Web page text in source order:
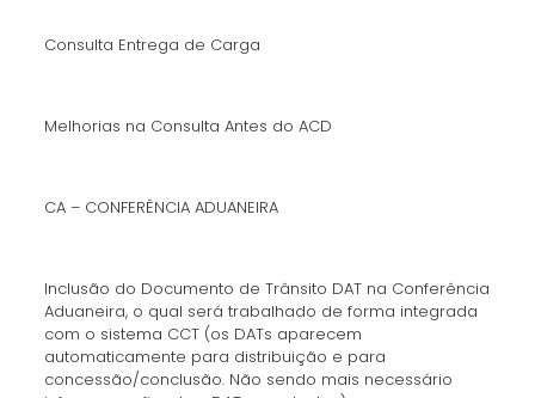
Consulta Entrega de Carga
Melhorias na Consulta Antes do ACD
CA – CONFERÊNCIA ADUANEIRA
Inclusão do Documento de Trânsito DAT na Conferência
Aduaneira, o qual será trabalhado de forma integrada
com o sistema CCT (os DATs aparecem
automaticamente para distribuição e para
concessão/conclusão. Não sendo mais necessário